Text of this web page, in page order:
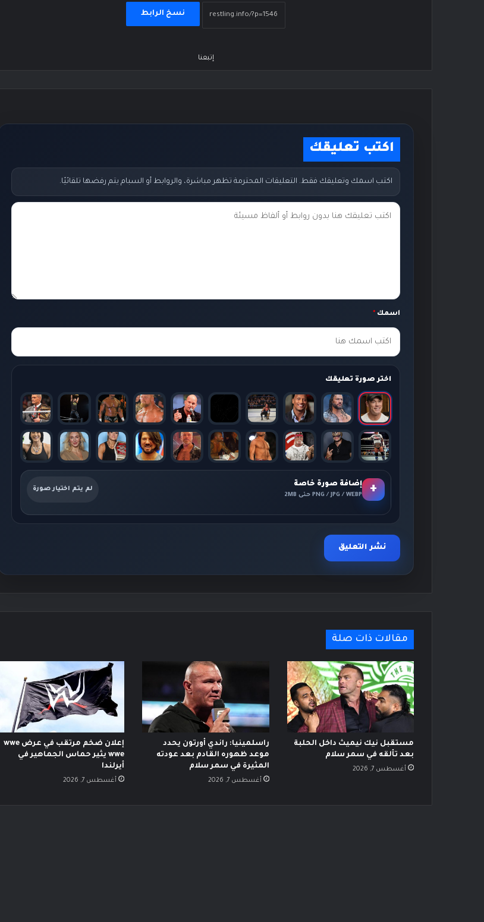
نسخ الرابط
إتبعنا
اكتب تعليقك
اكتب اسمك وتعليقك فقط. التعليقات المحترمة تظهر مباشرة، والروابط أو السبام يتم رفضها تلقائيًا.
ت
ك
اسمك *
اختر صورة تعليقك
+ إضافة صورة خاصة
PNG / JPG / WEBP حتى 2MB
لم يتم اختيار صورة
مقالات ذات صلة
مستقبل نيك نيميث داخل الحلبة
بعد تألقه في سمر سلام
أغسطس 7, 2026
راسلمينيا: راندي أورتون يحدد
موعد ظهوره القادم بعد عودته
المثيرة في سمر سلام
أغسطس 7, 2026
إعلان ضخم مرتقب في عرض wwe
wwe يثير حماس الجماهير في
أيرلندا
أغسطس 7, 2026